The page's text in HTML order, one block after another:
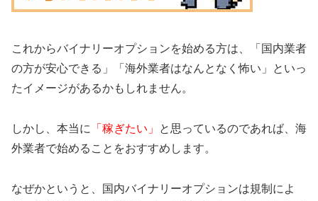
これからバイナリーオプションを始める方は、「国内業者
の方が安心できる」「海外業者はなんとなく怖い」といっ
たイメージがあるかもしれません。
しかし、本当に 「稼ぎたい」
と思っているのであれば、海
外業者で始めることをおすすめします。
なぜかというと、国内バイナリーオプションは規制によ